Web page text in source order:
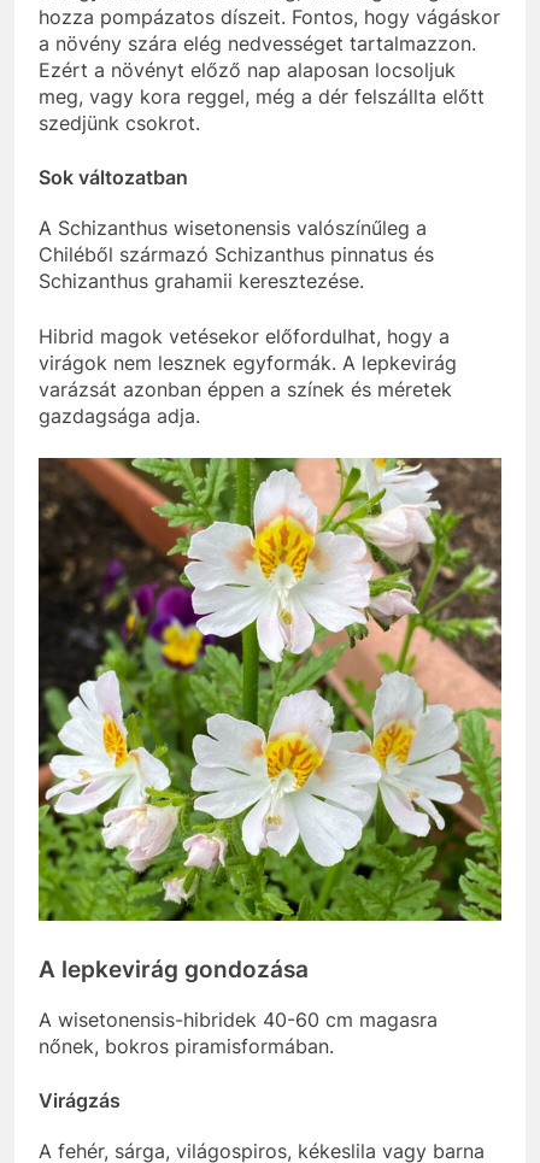
hozza pompázatos díszeit. Fontos, hogy vágáskor
a növény szára elég nedvességet tartalmazzon.
Ezért a növényt előző nap alaposan locsoljuk
meg, vagy kora reggel, még a dér felszállta előtt
szedjünk csokrot.
Sok változatban
A Schizanthus wisetonensis valószínűleg a
Chiléből származó Schizanthus pinnatus és
Schizanthus grahamii keresztezése.
Hibrid magok vetésekor előfordulhat, hogy a
virágok nem lesznek egyformák. A lepkevirág
varázsát azonban éppen a színek és méretek
gazdagsága adja.
A lepkevirág gondozása
A wisetonensis-hibridek 40-60 cm magasra
nőnek, bokros piramisformában.
Virágzás
A fehér, sárga, világospiros, kékeslila vagy barna